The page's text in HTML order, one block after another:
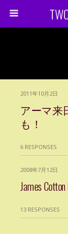
2011年10月2日
アーマ来
も！
6 RESPONSES
2008年7月12日
James
13 RESPONSES